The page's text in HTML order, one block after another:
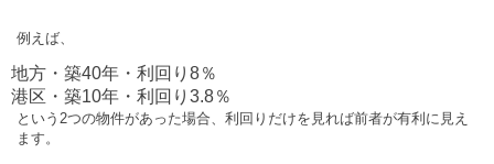
例えば、
地方・築40年・利回り 8％
港区・築10年・利回り 3.8％
という 2つの物件があった場合、利回りだけを見れば前者が有利に見え
ます。